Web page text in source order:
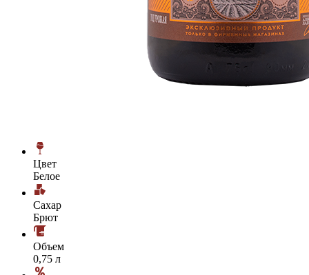
Цвет
Белое
Сахар
Брют
Объем
0,75 л